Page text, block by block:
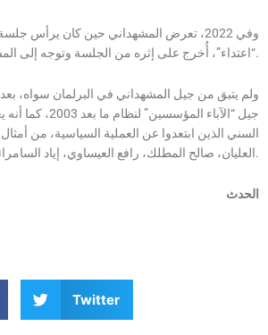
وفي 2022، تعرض المشهداني حين كان يرأس
“اعتداء”، أُخرج على إثره من الجلسة وتوجه إلى المستشفى.
ولم يتبق من جيل المشهداني في البرلمان سواه،
جيل “الآباء
السني الذين ابتعدوا عن العملية السياسية، من
العليان، صالح المطلك، رافع العيساوي، إياد السامرائي.
الحدث
Twitter